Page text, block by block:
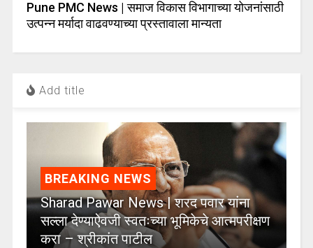
Pune PMC News | समाज विकास विभागाच्या योजनांसाठी
उत्पन्न मर्यादा वाढवण्याच्या प्रस्तावाला मान्यता
Add title
BREAKING NEWS
Sharad Pawar News | शरद पवार यांना
सल्ला देण्याऐवजी स्वतःच्या भूमिकेचे आत्मपरीक्षण
करा – श्रीकांत पाटील